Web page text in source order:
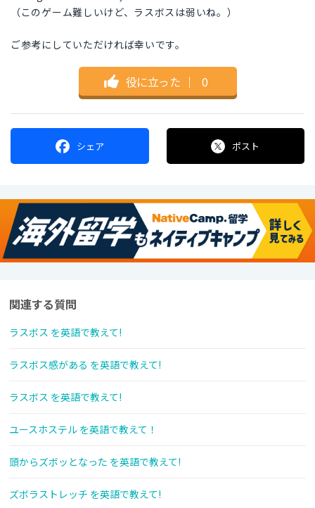
（このゲーム難しいけど、ラスボスは弱いね。）
ご参考にしていただければ幸いです。
役に立った ｜ 0
シェア ポスト
関連する質問
ラスボス を英語で教えて!
ラスボス感がある を英語で教えて!
ラスボス を英語で教えて!
ユースホステル を英語で教えて！
頭からズボッとなった を英語で教えて!
ズボラストレッチ を英語で教えて!